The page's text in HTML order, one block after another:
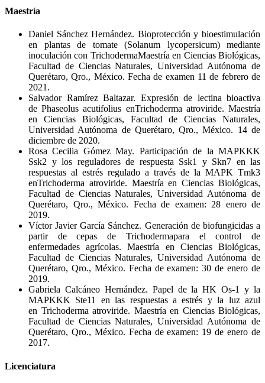
Maestría
Daniel Sánchez Hernández. Bioprotección y bioestimulación
en plantas de tomate (Solanum lycopersicum) mediante
inoculación con TrichodermaMaestría en Ciencias Biológicas,
Facultad de Ciencias Naturales, Universidad Autónoma de
Querétaro, Qro., México. Fecha de examen 11 de febrero de
2021.
Salvador Ramírez Baltazar. Expresión de lectina bioactiva
de Phaseolus acutifolius enTrichoderma atroviride. Maestría
en Ciencias Biológicas, Facultad de Ciencias Naturales,
Universidad Autónoma de Querétaro, Qro., México. 14 de
diciembre de 2020.
Rosa Cecilia Gómez May. Participación de la MAPKKK
Ssk2 y los reguladores de respuesta Ssk1 y Skn7 en las
respuestas al estrés regulado a través de la MAPK Tmk3
enTrichoderma atroviride. Maestría en Ciencias Biológicas,
Facultad de Ciencias Naturales, Universidad Autónoma de
Querétaro, Qro., México. Fecha de examen: 28 enero de
2019.
Víctor Javier García Sánchez. Generación de biofungicidas a
partir de cepas de Trichodermapara el control de
enfermedades agrícolas. Maestría en Ciencias Biológicas,
Facultad de Ciencias Naturales, Universidad Autónoma de
Querétaro, Qro., México. Fecha de examen: 30 de enero de
2019.
Gabriela Calcáneo Hernández. Papel de la HK Os-1 y la
MAPKKK Ste11 en las respuestas a estrés y la luz azul
en Trichoderma atroviride. Maestría en Ciencias Biológicas,
Facultad de Ciencias Naturales, Universidad Autónoma de
Querétaro, Qro., México. Fecha de examen: 19 de enero de
2017.
Licenciatura